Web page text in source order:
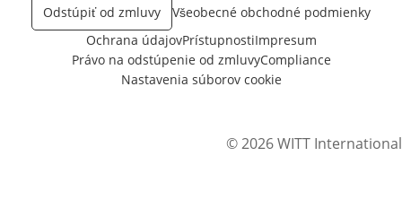
Odstúpiť od zmluvy
Všeobecné obchodné podmienky
Ochrana údajovPrístupnostiImpresum
Právo na odstúpenie od zmluvyCompliance
Nastavenia súborov cookie
© 2026 WITT International